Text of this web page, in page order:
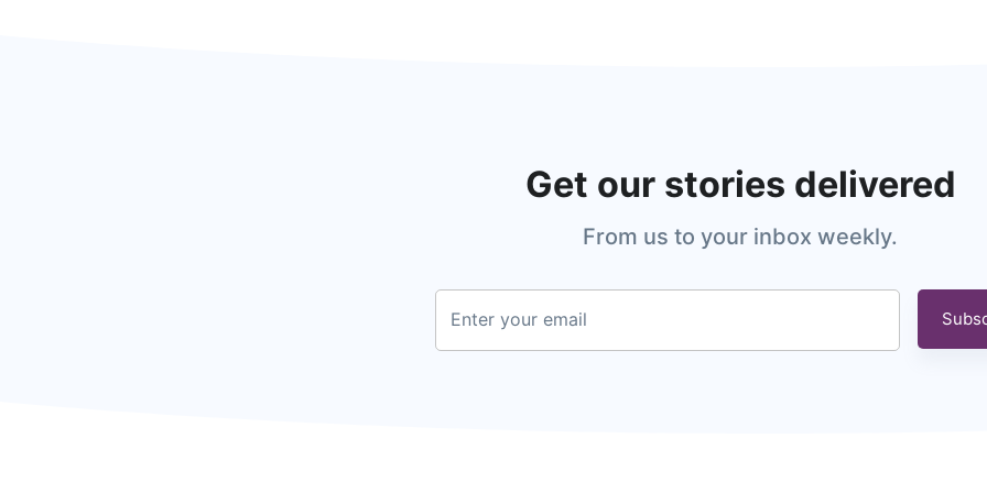
Get our stories delivered
From us to your inbox weekly.
Enter your email